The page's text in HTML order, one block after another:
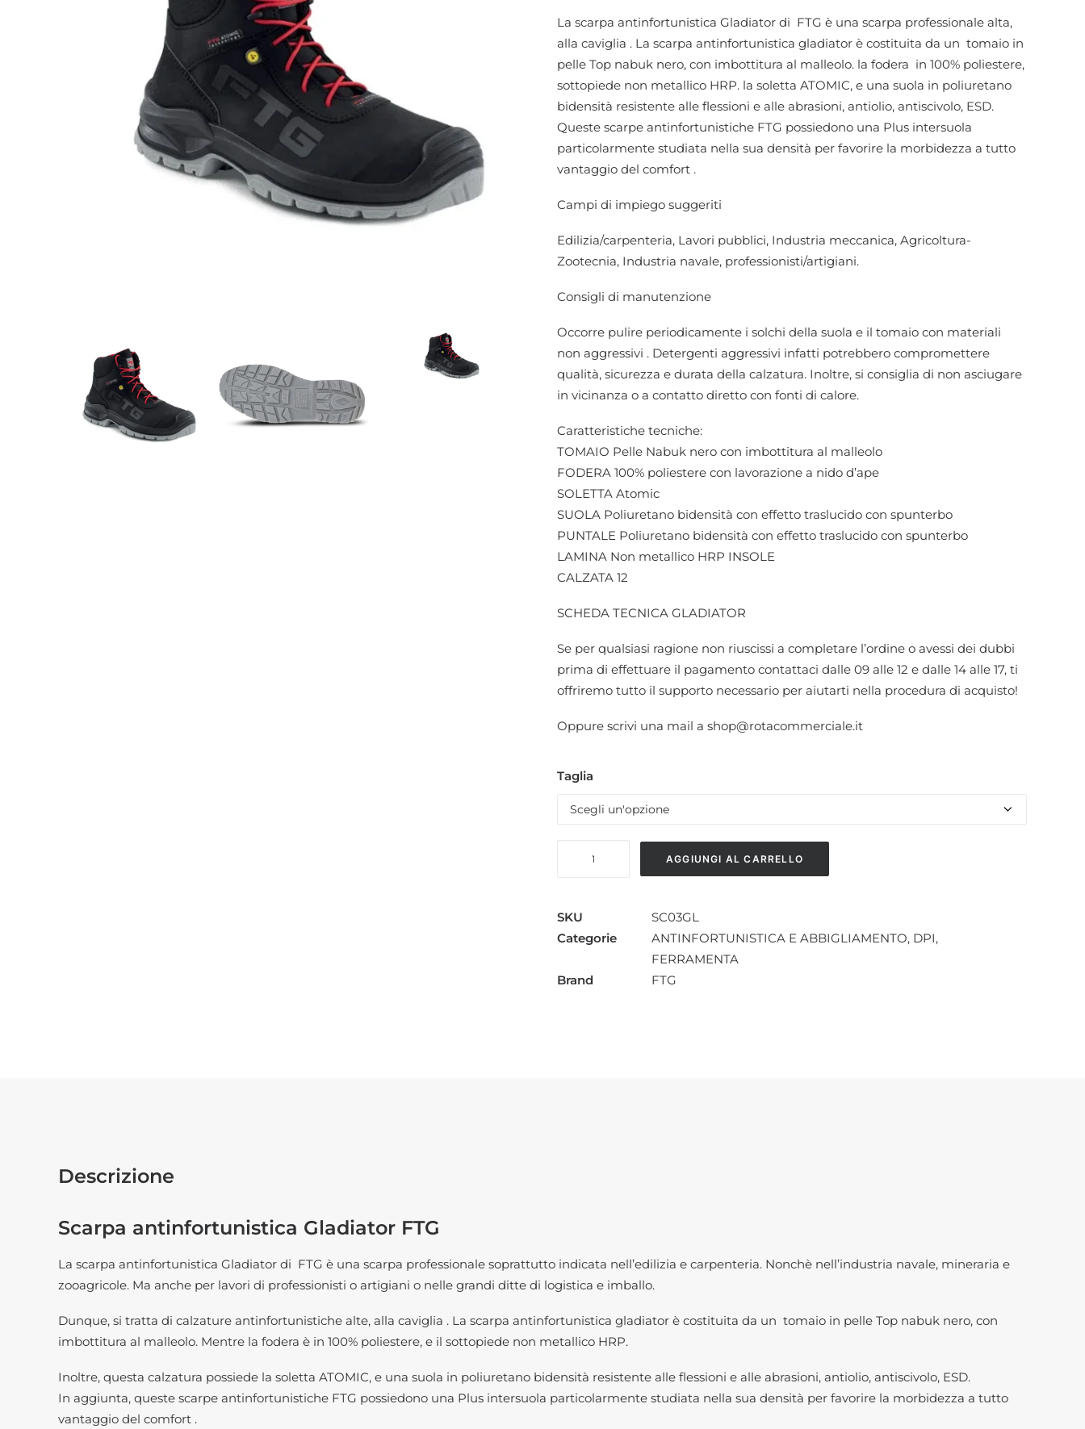
La scarpa antinfortunistica Gladiator di FTG è una scarpa professionale alta,
alla caviglia . La scarpa antinfortunistica gladiator è costituita da un tomaio in
pelle Top nabuk nero, con imbottitura al malleolo. la fodera in 100% poliestere,
sottopiede non metallico HRP. la soletta ATOMIC, e una suola in poliuretano
bidensità resistente alle flessioni e alle abrasioni, antiolio, antiscivolo, ESD.
Queste scarpe antinfortunistiche FTG possiedono una Plus intersuola
particolarmente studiata nella sua densità per favorire la morbidezza a tutto
vantaggio del comfort .
Campi di impiego suggeriti
Edilizia/carpenteria, Lavori pubblici, Industria meccanica, Agricoltura-
Zootecnia, Industria navale, professionisti/artigiani.
Consigli di manutenzione
Occorre pulire periodicamente i solchi della suola e il tomaio con materiali
non aggressivi . Detergenti aggressivi infatti potrebbero compromettere
qualità, sicurezza e durata della calzatura. Inoltre, si consiglia di non asciugare
in vicinanza o a contatto diretto con fonti di calore.
Caratteristiche tecniche:
TOMAIO Pelle Nabuk nero con imbottitura al malleolo
FODERA 100% poliestere con lavorazione a nido d’ape
SOLETTA Atomic
SUOLA Poliuretano bidensità con effetto traslucido con spunterbo
PUNTALE Poliuretano bidensità con effetto traslucido con spunterbo
LAMINA Non metallico HRP INSOLE
CALZATA 12
SCHEDA TECNICA GLADIATOR
Se per qualsiasi ragione non riuscissi a completare l’ordine o avessi dei dubbi
prima di effettuare il pagamento contattaci dalle 09 alle 12 e dalle 14 alle 17, ti
offriremo tutto il supporto necessario per aiutarti nella procedura di acquisto!
Oppure scrivi una mail a shop@rotacommerciale.it
Taglia
FTG
quantità
AGGIUNGI AL CARRELLO
SKU
SC03GL
Categorie
ANTINFORTUNISTICA E ABBIGLIAMENTO, DPI,
FERRAMENTA
Brand
FTG
Descrizione
Scarpa antinfortunistica Gladiator FTG
La scarpa antinfortunistica Gladiator di FTG è una scarpa professionale soprattutto indicata nell’edilizia e carpenteria. Nonchè nell’industria navale, mineraria e
zooagricole. Ma anche per lavori di professionisti o artigiani o nelle grandi ditte di logistica e imballo.
Dunque, si tratta di calzature antinfortunistiche alte, alla caviglia . La scarpa antinfortunistica gladiator è costituita da un tomaio in pelle Top nabuk nero, con
imbottitura al malleolo. Mentre la fodera è in 100% poliestere, e il sottopiede non metallico HRP.
Inoltre, questa calzatura possiede la soletta ATOMIC, e una suola in poliuretano bidensità resistente alle flessioni e alle abrasioni, antiolio, antiscivolo, ESD.
In aggiunta, queste scarpe antinfortunistiche FTG possiedono una Plus intersuola particolarmente studiata nella sua densità per favorire la morbidezza a tutto
vantaggio del comfort .